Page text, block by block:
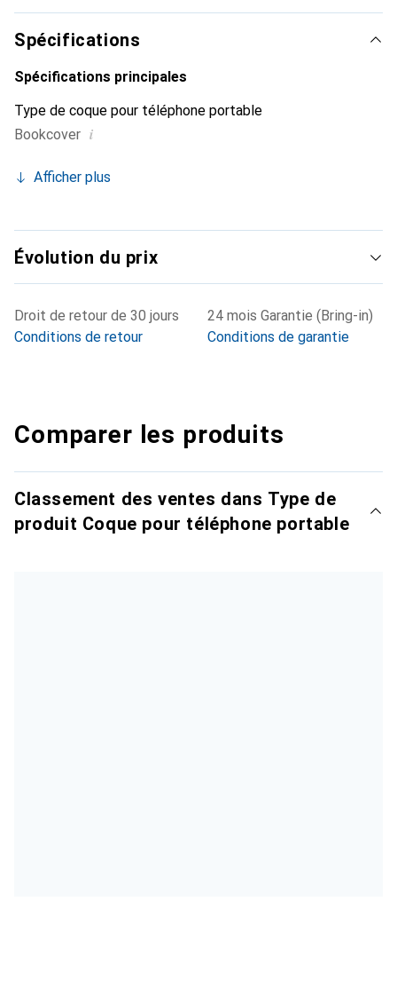
marque Noreve est un choix sûr pour une clientèle
exigeante.
Spécifications
Spécifications principales
Type de coque pour téléphone portable
Bookcover i
Afficher plus
Évolution du prix
Droit de retour de 30 jours
Conditions de retour
24 mois Garantie (Bring-in)
Conditions de garantie
Comparer les produits
Classement des ventes dans Type de
produit Coque pour téléphone portable